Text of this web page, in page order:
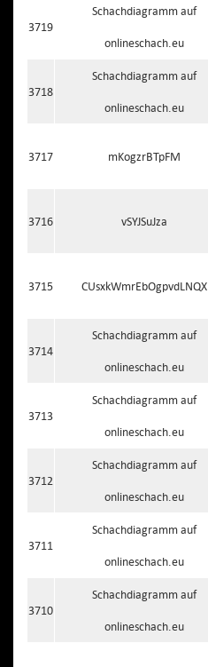
3719
Schachdiagramm auf
onlineschach.eu
3718
Schachdiagramm auf
onlineschach.eu
3717 mKogzrBTpFM
3716 vSYJSuJza
3715 CUsxkWmrEbOgpvdLNQX
3714
Schachdiagramm auf
onlineschach.eu
3713
Schachdiagramm auf
onlineschach.eu
3712
Schachdiagramm auf
onlineschach.eu
3711
Schachdiagramm auf
onlineschach.eu
3710
Schachdiagramm auf
onlineschach.eu